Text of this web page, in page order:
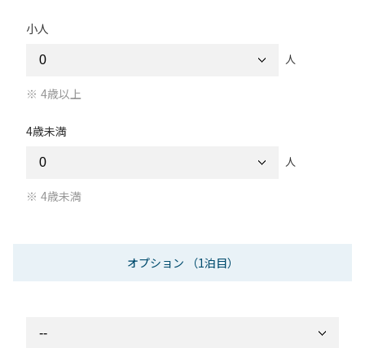
小人
人
4歳以上
4歳未満
人
4歳未満
オプション （1泊目）